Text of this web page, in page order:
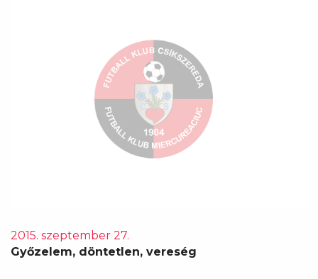
2015. szeptember 27.
Győzelem, döntetlen, vereség